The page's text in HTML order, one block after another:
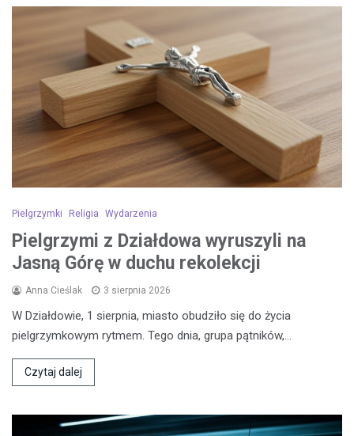
Pielgrzymki Religia Wydarzenia
Pielgrzymi z Działdowa wyruszyli na
Jasną Górę w duchu rekolekcji
Anna Cieślak 3 sierpnia 2026
W Działdowie, 1 sierpnia, miasto obudziło się do życia
pielgrzymkowym rytmem. Tego dnia, grupa pątników,…
Czytaj dalej